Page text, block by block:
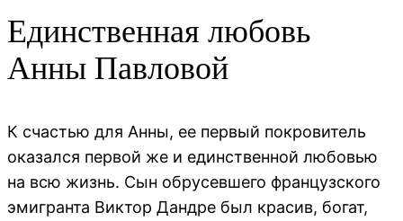
Единственная любовь
Анны Павловой
К счастью для Анны, ее первый покровитель
оказался первой же и единственной любовью
на всю жизнь. Сын обрусевшего французского
эмигранта Виктор Дандре был красив, богат,